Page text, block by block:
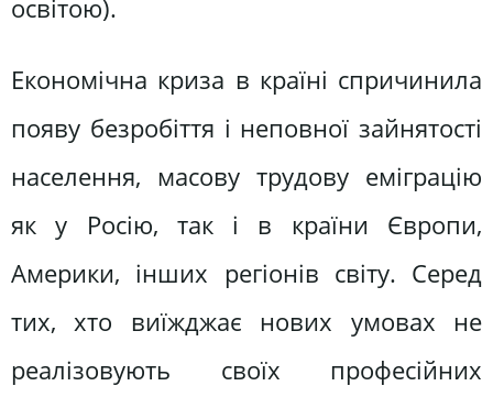
освітою).
Економічна криза в країні спричинила
появу безробіття і неповної зайнятості
населення, масову трудову еміграцію
як у Росію, так і в країни Європи,
Америки, інших регіонів світу. Серед
тих, хто виїжджає нових умовах не
реалізовують своїх професійних